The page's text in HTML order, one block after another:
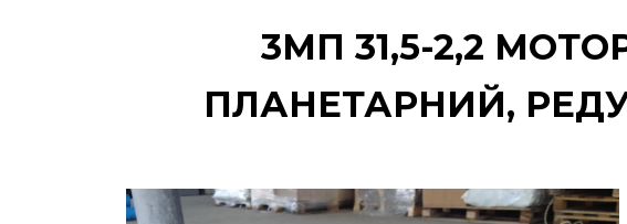
3МП 31,5-2,2
ПЛАНЕТАРНИЙ,